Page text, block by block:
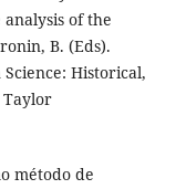
of the
B. (Eds).
Historical,
Taylor
método de